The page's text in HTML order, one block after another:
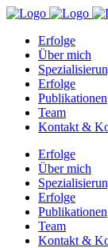
Erfolge
Über mich
Erfolge
Publikationen
Team
Kontakt &
Erfolge
Über mich
Erfolge
Publikationen
Team
Kontakt &